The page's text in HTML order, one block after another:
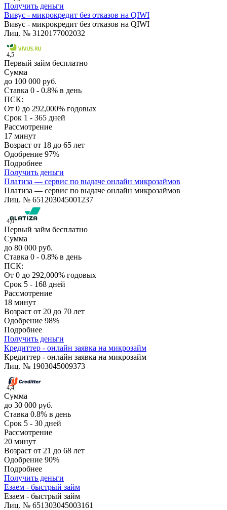
Получить деньги
Вивус - микрокредит без отказов на QIWI
Вивус - микрокредит без отказов на QIWI
Лиц. № 3120177002032
4,5
Первый займ бесплатно
Сумма
до 100 000 руб.
Ставка 0 - 0.8% в день
ПСК:
От 0 до 292,000% годовых
Срок 1 - 365 дней
Рассмотрение
17 минут
Возраст от 18 до 65 лет
Одобрение 97%
Подробнее
Получить деньги
Платиза — сервис по выдаче онлайн микрозаймов
Платиза — сервис по выдаче онлайн микрозаймов
Лиц. № 651203045001237
4,0
Первый займ бесплатно
Сумма
до 80 000 руб.
Ставка 0 - 0.8% в день
ПСК:
От 0 до 292,000% годовых
Срок 5 - 168 дней
Рассмотрение
18 минут
Возраст от 20 до 70 лет
Одобрение 98%
Подробнее
Получить деньги
Кредиттер - онлайн заявка на микрозайм
Кредиттер - онлайн заявка на микрозайм
Лиц. № 1903045009373
4,4
Сумма
до 30 000 руб.
Ставка 0.8% в день
Срок 5 - 30 дней
Рассмотрение
20 минут
Возраст от 21 до 68 лет
Одобрение 90%
Подробнее
Получить деньги
Езаем - быстрый займ
Езаем - быстрый займ
Лиц. № 651303045003161